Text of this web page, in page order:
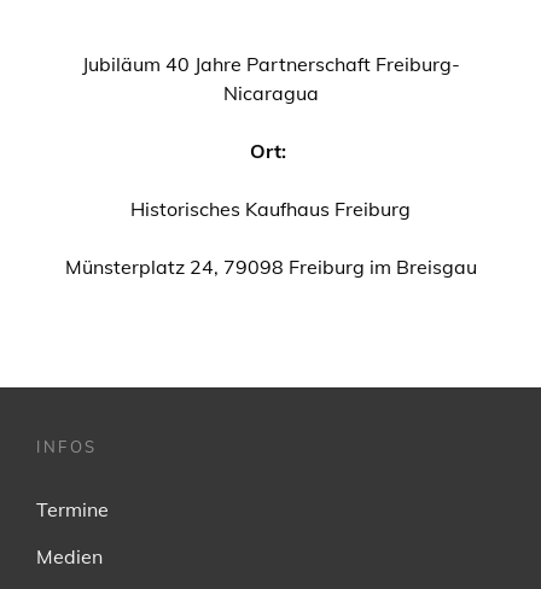
Jubiläum 40 Jahre Partnerschaft Freiburg-
Nicaragua
Ort:
Historisches Kaufhaus Freiburg
Münsterplatz 24, 79098 Freiburg im Breisgau
INFOS
Termine
Medien